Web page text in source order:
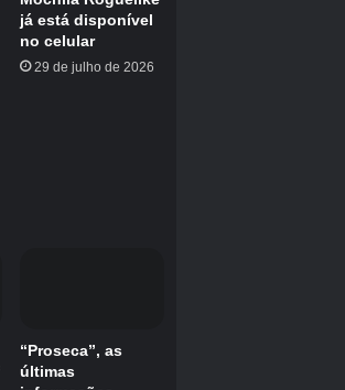
Cabanas para encontrar na
Modelagem Ecológica
Eco Modeling Lab, você
escada parcialmente destruída
uma lasca para